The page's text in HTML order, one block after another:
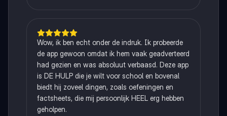
Wow, ik ben echt onder de indruk. Ik probeerde
de app gewoon omdat ik hem vaak geadverteerd
had gezien en was absoluut verbaasd. Deze app
is DE HULP die je wilt voor school en bovenal
biedt hij zoveel dingen, zoals oefeningen en
factsheets, die mij persoonlijk HEEL erg hebben
geholpen.